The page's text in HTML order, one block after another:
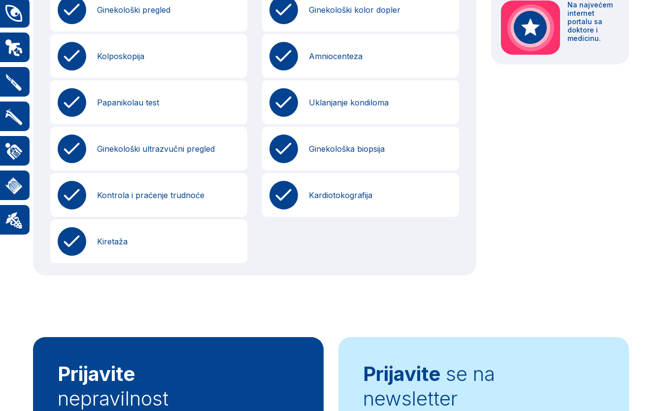
Ginekološki pregled
Kolposkopija
Papanikolau test
Ginekološki ultrazvučni pregled
Kontrola i praćenje trudnoće
Kiretaža
Ginekološki kolor dopler
Amniocenteza
Uklanjanje kondiloma
Ginekološka biopsija
Kardiotokografija
Na najvećem
internet
portalu ѕa
doktore i
medicinu.
Prijavite
nepravilnost
Prijavite se na
newsletter